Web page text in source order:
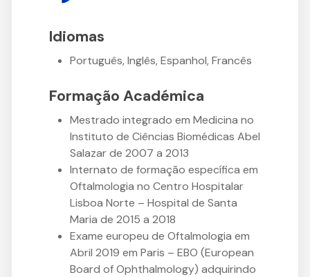
Idiomas
Português, Inglês, Espanhol, Francês
Formação Académica
Mestrado integrado em Medicina no
Instituto de Ciências Biomédicas Abel
Salazar de 2007 a 2013
Internato de formação específica em
Oftalmologia no Centro Hospitalar
Lisboa Norte – Hospital de Santa
Maria de 2015 a 2018
Exame europeu de Oftalmologia em
Abril 2019 em Paris – EBO (European
Board of Ophthalmology) adquirindo